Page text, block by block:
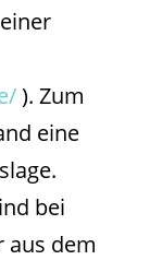
). Zum
eine
bei
aus dem